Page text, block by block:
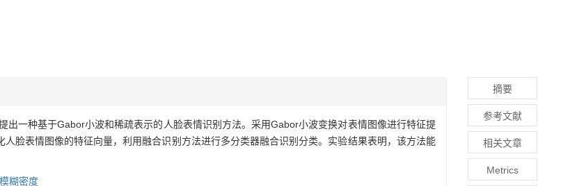
出一种基于Gabor小波和稀疏表示的人脸表情识别方法。采用Gabor小波变换对表情图像进行特征提
脸表情图像的特征向量，利用融合识别方法进行多分类器融合识别分类。实验结果表明，该方法能
模糊密度
摘要
参考文献
相关文章
Metrics